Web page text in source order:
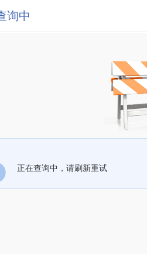
询中
正在查询中，请刷新重试